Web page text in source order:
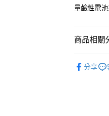
每筆
每筆
每筆
量鹼性電
商品相關
分享